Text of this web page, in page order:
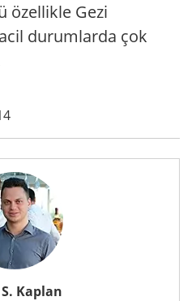
özellikle Gezi
durumlarda çok
Kaplan